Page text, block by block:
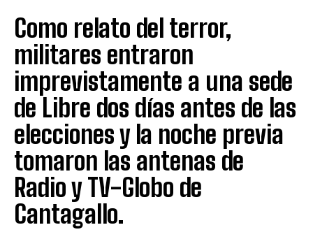
Como relato del terror,
militares entraron
imprevistamente a una sede
de Libre dos días antes de las
elecciones y la noche previa
tomaron las antenas de
Radio y TV-Globo de
Cantagallo.